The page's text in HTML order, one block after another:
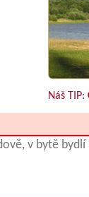
Náš TIP: